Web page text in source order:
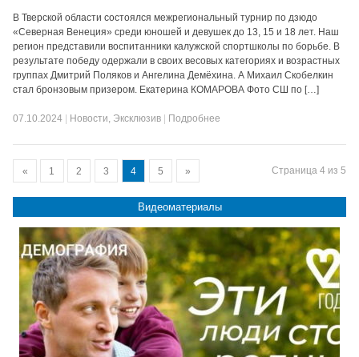
В Тверской области состоялся межрегиональный турнир по дзюдо
«Северная Венеция» среди юношей и девушек до 13, 15 и 18 лет. Наш
регион представили воспитанники калужской спортшколы по борьбе. В
результате победу одержали в своих весовых категориях и возрастных
группах Дмитрий Поляков и Ангелина Демёхина. А Михаил Скобелкин
стал бронзовым призером. Екатерина КОМАРОВА Фото СШ по […]
07.10.2024 Новости, Эксклюзив Подробнее
Страница 4 из 5
« 1 2 3 4 5 »
Видеоматериалы